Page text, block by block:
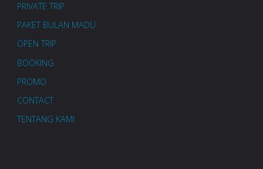
PRIVATE TRIP
PAKET BULAN MADU
OPEN TRIP
BOOKING
PROMO
CONTACT
TENTANG KAMI